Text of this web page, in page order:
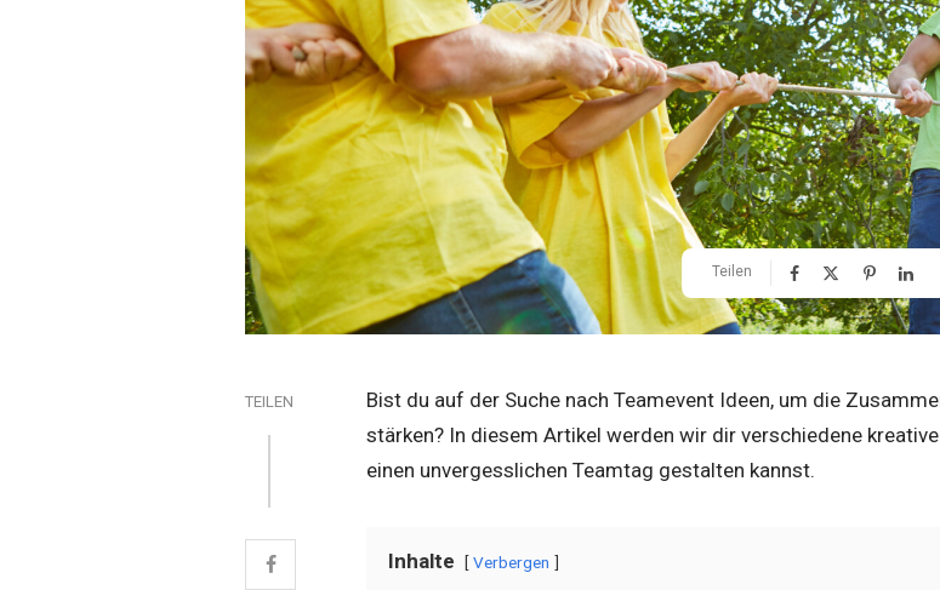
Teilen
TEILEN
Bist du auf der Suche nach Teamevent Ideen, um die
stärken? In diesem Artikel werden wir dir verschiedene
einen unvergesslichen Teamtag gestalten kannst.
Inhalte Verbergen